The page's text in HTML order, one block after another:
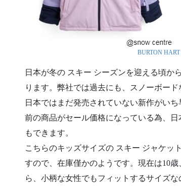
BURTON
日本が冬の スキー シーズンを迎える頃か
ります。弊社では過去にも、スノーボー
日本ではまだ発売されていない新作がい
前の商品がセール価格になっている為、
もできます。
こちらのキッズサイズの スキー ジャケッ
すので、在庫僅かのようです。現在は10
ら、小柄な女性でもフィットするサイズな